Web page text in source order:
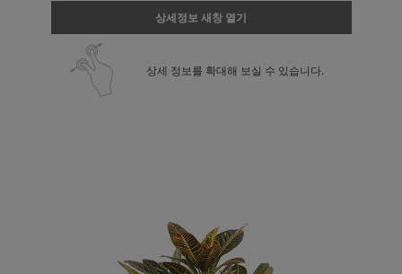
상세정보 새창 열기
상세 정보를 확대해 보실 수 있습니다.